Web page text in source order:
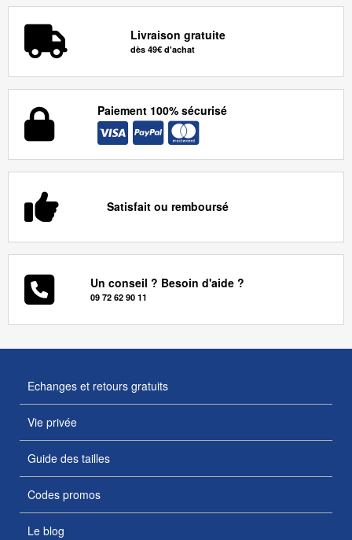
Livraison gratuite
dès 49€ d'achat
Paiement 100% sécurisé
Satisfait ou remboursé
Un conseil ? Besoin d'aide ?
09 72 62 90 11
Echanges et retours gratuits
Vie privée
Guide des tailles
Codes promos
Le blog